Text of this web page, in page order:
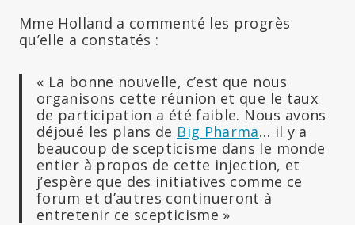
Mme Holland a commenté les progrès
qu’elle a constatés :
« La bonne nouvelle, c’est que nous
organisons cette réunion et que le taux
de participation a été faible. Nous avons
déjoué les plans de Big Pharma… il y a
beaucoup de scepticisme dans le monde
entier à propos de cette injection, et
j’espère que des initiatives comme ce
forum et d’autres continueront à
entretenir ce scepticisme »